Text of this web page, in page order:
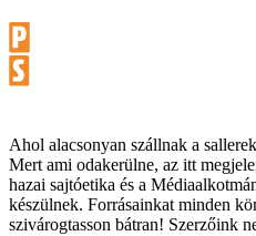
Ahol alacsonyan szállnak a
Mert ami odakerülne, az itt
hazai sajtóetika és a
készülnek. Forrásainkat minden
szivárogtasson bátran! Szerzőink